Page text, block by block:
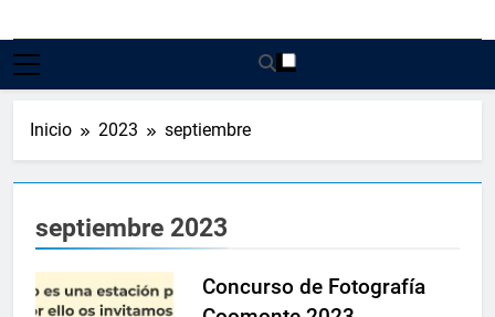
Coomonte.net |
Coomonte
Inicio 2023 septiembre
septiembre 2023
Concurso de Fotografía